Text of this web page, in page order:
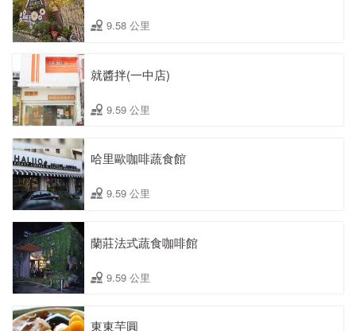
9.58 公里
就醬拌(一中店)
9.59 公里
哈里歐咖啡蔬食館
9.59 公里
蘭莊法式蔬食咖啡館
9.59 公里
東東芋圓